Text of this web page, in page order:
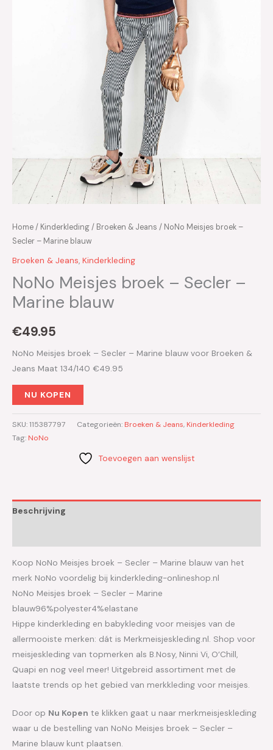
Home/ Kinderkleding/ Broeken & Jeans / NoNo Meisjes broek –
Secler – Marine blauw
Broeken & Jeans, Kinderkleding
NoNo Meisjes broek – Secler –
Marine blauw
€49.95
NoNo Meisjes broek – Secler – Marine blauw voor Broeken &
Jeans Maat 134/140 €49.95
NU KOPEN
SKU:115387797 Categorieën: Broeken & Jeans, Kinderkleding
Tag: NoNo
Toevoegen aan wenslijst
Beschrijving
Koop NoNo Meisjes broek – Secler – Marine blauw van het
merk NoNo voordelig bij kinderkleding-onlineshop.nl
NoNo Meisjes broek – Secler – Marine
blauw96%polyester4%elastane
Hippe kinderkleding en babykleding voor meisjes van de
allermooiste merken: dát is Merkmeisjeskleding.nl. Shop voor
meisjeskleding van topmerken als B.Nosy, Ninni Vi, O’Chill,
Quapi en nog veel meer! Uitgebreid assortiment met de
laatste trends op het gebied van merkkleding voor meisjes.
Door op Nu Kopen te klikken gaat u naar merkmeisjeskleding
waar u de bestelling van NoNo Meisjes broek – Secler –
Marine blauw kunt plaatsen.